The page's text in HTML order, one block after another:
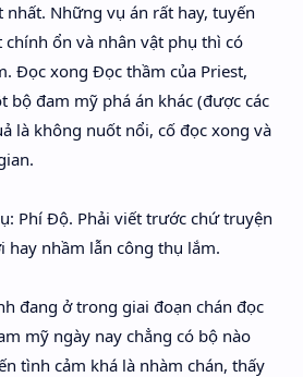
nhất. Những vụ án rất hay, tuyến
chính ổn và nhân vật phụ thì có
Đọc xong Đọc thầm của Priest,
bộ đam mỹ phá án khác (được các
là không nuốt nổi, cố đọc xong và
Phí Độ. Phải viết trước chứ truyện
hay nhầm lẫn công thụ lắm.
đang ở trong giai đoạn chán đọc
mỹ ngày nay chẳng có bộ nào
tình cảm khá là nhàm chán, thấy